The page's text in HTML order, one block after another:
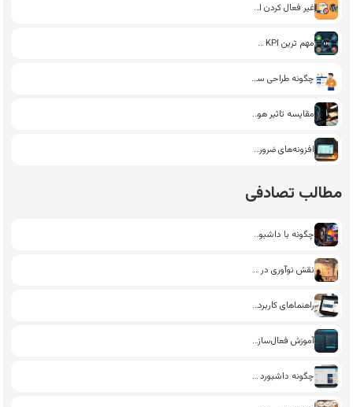
غیر فعال کردن استایل گوتنبرگ…
مهم ترین KPI سئو تاثیرگذار…
چگونه طراحی سایت یاد بگیریم؟…
مقایسه تاثیر هوش مصنوعی و…
افزونه‌های ضروری وردپرس: انتخاب بهترین‌ها…
مطالب تصادفی
چگونه با داشبورد وردپرس، گزارش‌گیری…
نقش نوآوری در افزایش ارزش…
راهنماهای کاربردی برای مدیریت بهتر…
آموزش فعال‌سازی احراز هویت دو…
چگونه داشبورد وردپرس را به…